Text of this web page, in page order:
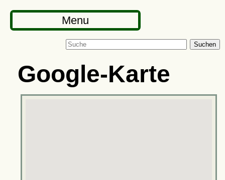
Menu
Suchen
Google-Karte